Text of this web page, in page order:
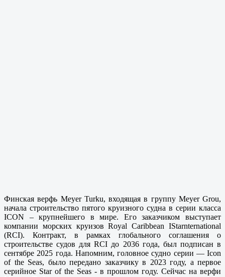
Финская верфь Meyer Turku, входящая в группу Meyer Grou,
начала строительство пятого круизного судна в серии класса
ICON – крупнейшего в мире. Его заказчиком выступает
компании морских круизов Royal Caribbean IStarnternational
(RCI). Контракт, в рамках глобального соглашения о
строительстве судов для RCI до 2036 года, был подписан в
сентябре 2025 года. Напомним, головное судно серии — Icon
of the Seas, было передано заказчику в 2023 году, а первое
серийное Star of the Seas - в прошлом году. Сейчас на верфи